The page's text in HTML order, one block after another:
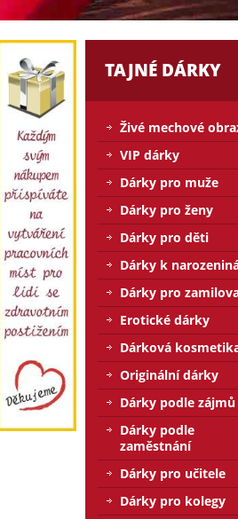
TAJNÉ DÁRKY
Živé mechové
VIP dárky
Dárky pro muže
Dárky pro ženy
Dárky pro děti
Dárky k
Dárky pro
Erotické dárky
Dárková
Originální dárky
Dárky podle zájmů
Dárky podle
zaměstnání
Dárky pro učitele
Dárky pro kolegy